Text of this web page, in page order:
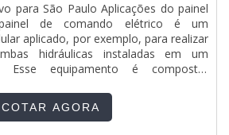
para São Paulo Aplicações do painel
de comando elétrico é um
aplicado, por exemplo, para realizar
hidráulicas instaladas em um
Esse equipamento é composto,
como: Contatores;
comutadoras; Equipamentos de
COTAR AGORA